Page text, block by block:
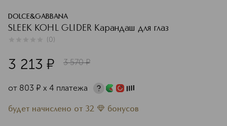
DOLCE&GABBANA
SLEEK KOHL GLIDER Карандаш для глаз
(0)
3 213 ¤ 3 570 ¤
от 803 ¤ х 4 платежа
будет начислено от 32 бонусов